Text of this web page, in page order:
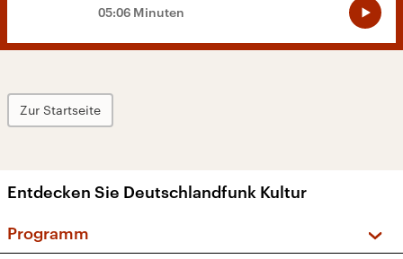
05:06 Minuten
Zur Startseite
Entdecken Sie Deutschlandfunk Kultur
Programm